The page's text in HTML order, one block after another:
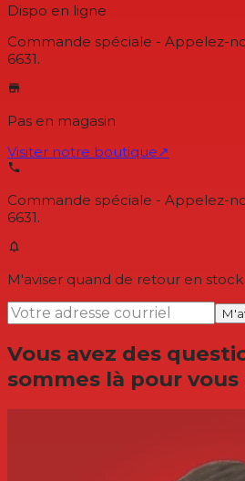
Dispo en ligne
Commande spéciale - Appelez-
6631.
Pas en magasin
Visiter notre boutique↗
Commande spéciale - Appelez-
6631.
M'aviser quand de retour en stock
Vous avez des
sommes là pour vous